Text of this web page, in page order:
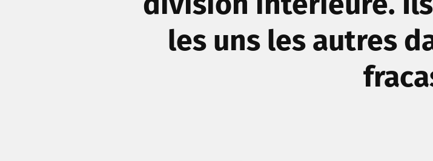
les uns les autres